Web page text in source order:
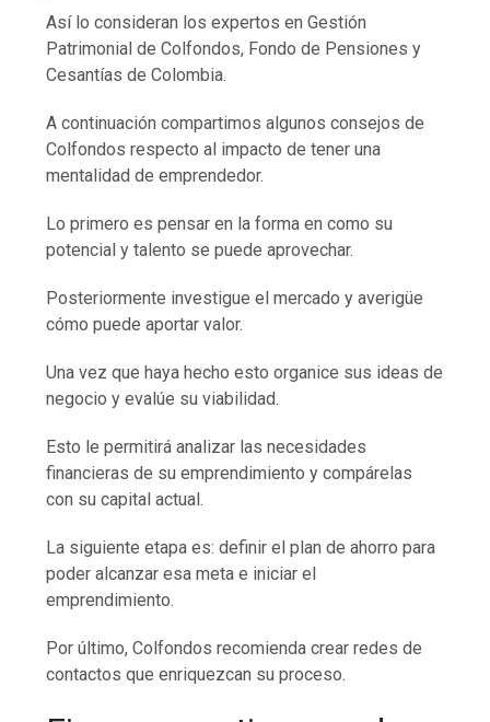
Así lo consideran los expertos en Gestión
Patrimonial de Colfondos, Fondo de Pensiones y
Cesantías de Colombia.
A continuación compartimos algunos consejos de
Colfondos respecto al impacto de tener una
mentalidad de emprendedor.
Lo primero es pensar en la forma en como su
potencial y talento se puede aprovechar.
Posteriormente investigue el mercado y averigüe
cómo puede aportar valor.
Una vez que haya hecho esto organice sus ideas de
negocio y evalúe su viabilidad.
Esto le permitirá analizar las necesidades
financieras de su emprendimiento y compárelas
con su capital actual.
La siguiente etapa es: definir el plan de ahorro para
poder alcanzar esa meta e iniciar el
emprendimiento.
Por último, Colfondos recomienda crear redes de
contactos que enriquezcan su proceso.